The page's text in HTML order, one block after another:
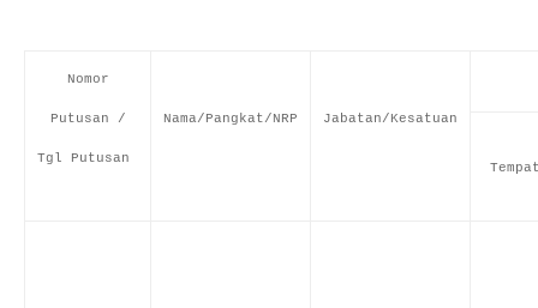
Nomor
Putusan /
Tgl Putusan
Nama/Pangkat/NRP Jabatan/Kesatuan